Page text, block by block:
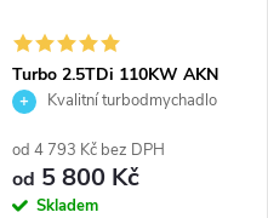
Turbo 2.5TDi 110KW AKN
AFB A4 A6 A8 Passat Garrett
Kvalitní turbodmychadlo
od 4 793 Kč bez DPH
od 5 800 Kč
Skladem